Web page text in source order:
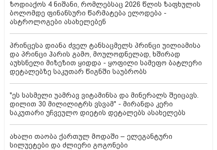
ზოდიაქოს 4 ნიშანი, რომლებსაც 2026 წლის ზაფხულის
ბოლომდე ფინანსური წარმატება ელოდება -
ასტროლოგები ასახელებენ
პრინცესა დიანა ძველ ტანსაცმელს პრინცი უილიამისა
და პრინცი ჰარის გამო, მოულოდნელად, ხშირად
აუხსნელი მიზეზით ყიდდა - ყოფილი სამეფო ბატლერი
დეტალებზე საკუთარ წიგნში საუბრობს
"ეს სასმელი უამრავ ვიტამინსა და მინერალს შეიცავს.
დილით 30 მილილიტრს ვსვამ" - მირანდა კერი
საკუთარი უჩვეულო დიეტის დეტალებს ასახელებს
ახალი თაობა ქართულ მოდაში – ელეგანტური
სილუეტები და ძლიერი გოგონები